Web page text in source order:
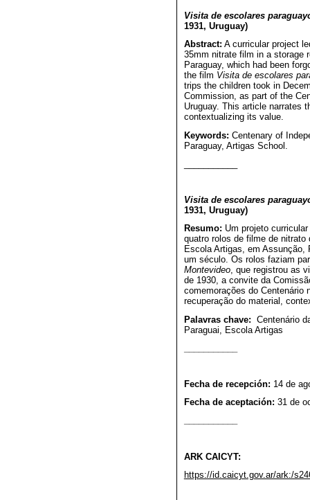
Visita de escolares
1931, Uruguay)
Abstract: A curricular project
35mm nitrate film in a storage
Paraguay, which had been
the film Visita de escolares
trips the children took in
Commission, as part of the
Uruguay. This article narrates
contextualizing its value.
Keywords: Centenary of
Paraguay, Artigas School.
Visita de escolares
1931, Uruguay)
Resumo: Um projeto
quatro rolos de filme de
Escola Artigas, em Assunção,
um século. Os rolos faziam
Montevideo, que registrou as
de 1930, a convite da
comemorações do Centenário
recuperação do material,
Palavras chave: Centenário
Paraguai, Escola Artigas
Fecha de recepción: 14 de
Fecha de aceptación: 31 de
ARK CAICYT:
https://id.caicyt.gov.ar/ark:/